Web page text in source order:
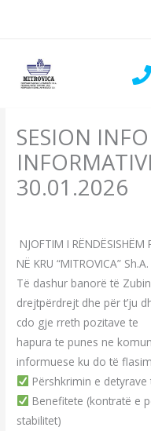
SESION
30.01.2026
NJOFTIM I RËNDËSISHËM
NË KRU “MITROVICA” Sh.A.
Të dashur banorë të
drejtpërdrejt dhe për t’ju
cdo gje rreth pozitave te
hapura te punes ne
informuese ku do të
Përshkrimin e detyrave
Benefitete (kontratë e
stabilitet)